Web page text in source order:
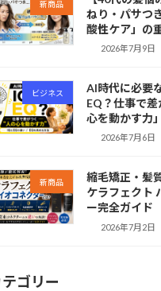
新商品
ねり・パサつ
酸性ケア」の
2026年7月9日
ビジネス
AI時代に必要
EQ？仕事で
心を動かす力
2026年7月6日
新商品
縮毛矯正・髪
ケラフェクト
ー完全ガイド
2026年7月2日
ゴリー